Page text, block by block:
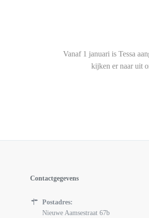
Vanaf 1 januari is Tessa
kijken er naar uit
Contactgegevens
Postadres:
Nieuwe Aamsestraat 67b